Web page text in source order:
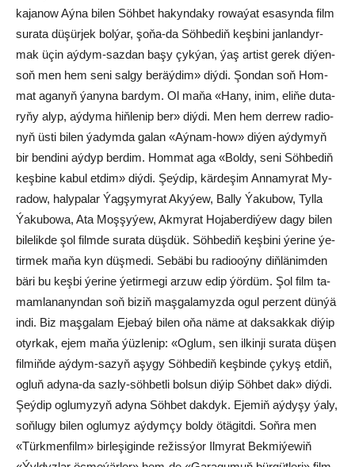
ka­ja­now Aý­na bi­len Söh­bet ha­kyn­da­ky ro­wa­ýat esasynda film
su­ra­ta dü­şür­jek bol­ýar, şo­ňa-da Söh­be­diň keş­bi­ni jan­lan­dyr­
mak üçin aý­dym-saz­dan ba­şy çyk­ýan, ýaş ar­tist ge­rek di­ýen­
soň men hem se­ni sal­gy be­räý­dim» diý­di. Şon­dan soň Hom­
mat aga­nyň ýa­ny­na bar­dym. Ol ma­ňa «Ha­ny, inim, eli­ňe du­ta­
ry­ňy alyp, aý­dy­ma hiň­le­nip ber» diý­di. Men hem der­rew ra­dio­
nyň üs­ti bi­len ýa­dym­da ga­lan «Aý­nam-how» di­ýen aý­dy­myň
bir ben­di­ni aý­dyp ber­dim. Hom­mat aga «Bol­dy, se­ni Söh­be­diň
keş­bi­ne ka­bul et­dim» diý­di. Şeý­dip, kär­de­şim An­na­my­rat My­
ra­dow, ha­ly­pa­lar Ýag­şy­my­rat Aky­ýew, Bal­ly Ýa­ku­bow, Tyl­la
Ýa­ku­bo­wa, Ata Moş­şy­ýew, Ak­my­rat Ho­ja­ber­di­ýew da­gy­ bi­len
bi­le­lik­de şol film­de su­ra­ta düş­dük. Söh­be­diň keş­bi­ni ýe­ri­ne ýe­
tir­mek ma­ňa kyn düş­me­di. Se­bä­bi bu ra­diooý­ny diň­lä­nim­den
bä­ri bu keş­bi ýe­ri­ne ýe­tir­me­gi ar­zuw edip ýör­düm. Şol film ta­
mam­la­na­nyn­dan soň bi­ziň maş­ga­la­myz­da ogul per­zent dün­ýä
in­di. Biz maş­ga­lam Eje­baý bi­len oňa nä­me at dak­sak­kak di­ýip
otyr­kak, ejem ma­ňa ýüz­le­nip: «Og­lum, sen il­kin­ji su­ra­ta dü­şen
fil­miň­de aý­dym-sa­zyň aşy­gy Söh­be­diň keş­bin­de çy­kyş et­diň,
og­luň ady­na-da saz­ly-söh­bet­li bol­sun di­ýip Söh­bet dak» diý­di.
Şeý­dip og­lu­my­zyň ady­na Söh­bet dak­dyk. Eje­miň aý­dy­şy ýa­ly,
soň­lu­gy bi­len og­lu­myz aý­dym­çy bol­dy ötä­git­di. Soň­ra men
«Türk­men­film» bir­le­şi­gin­de re­žiss­ýor Il­my­rat Bek­mi­ýe­wiň